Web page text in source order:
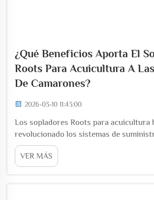
¿Qué Beneficios Aporta El
Roots Para Acuicultura A
De Camarones?
2026-03-10 11:43:00
Los sopladores Roots para acuicultura
revolucionado los sistemas de
en las modernas operaciones de cría de
proporcionando una aireación
impacta directamente en los
VER MÁS